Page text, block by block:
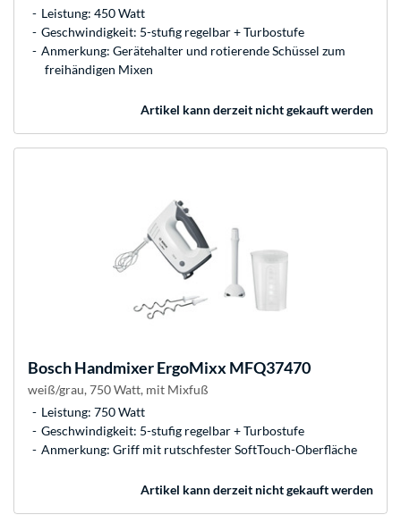
Leistung: 450 Watt
Geschwindigkeit: 5-stufig regelbar + Turbostufe
Anmerkung: Gerätehalter und rotierende Schüssel zum
freihändigen Mixen
Artikel kann derzeit nicht gekauft werden
BoschHandmixer ErgoMixx MFQ37470
weiß/grau, 750 Watt, mit Mixfuß
Leistung: 750 Watt
Geschwindigkeit: 5-stufig regelbar + Turbostufe
Anmerkung: Griff mit rutschfester SoftTouch-Oberfläche
Artikel kann derzeit nicht gekauft werden